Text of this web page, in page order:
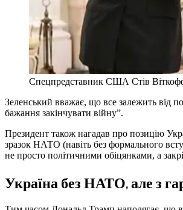
Спецпредставник США Стів Віткофф
Зеленський вважає, що все залежить від
бажання закінчувати війну”.
Президент також нагадав про позицію
зразок НАТО (навіть без формального
не просто політичними обіцянками, а
Україна без НАТО, але з